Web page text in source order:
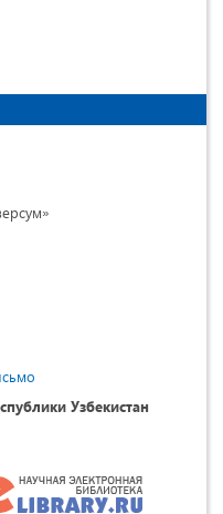
Узбекистан